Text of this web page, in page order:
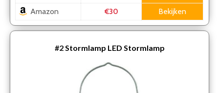
Amazon
€30 Bekijken
#2Stormlamp LED Stormlamp